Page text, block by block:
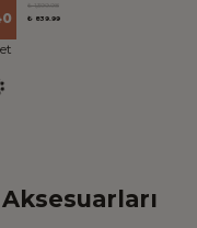
₺ 1,399.98
₺ 839.99